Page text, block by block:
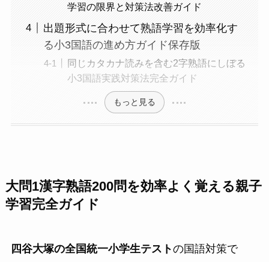
学習の限界と対策法改善ガイド
出題形式に合わせて熟語学習を効率化す
る小3国語の進め方ガイド保存版
同じカタカナ読みを含む2字熟語にしぼる
小3国語実践対策法完全ガイド
もっと見る
大問1漢字熟語200問を効率よく覚える親子
学習完全ガイド
四谷大塚の全国統一小学生テストの国語対策で